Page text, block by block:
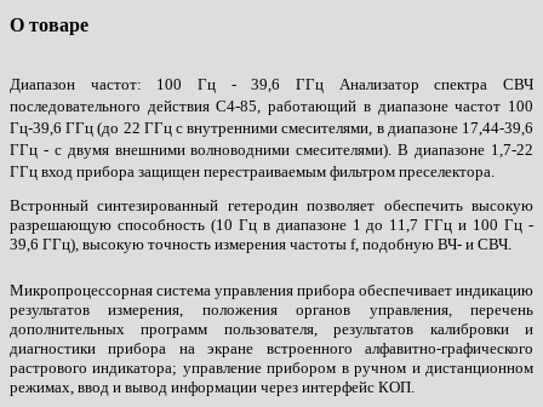
О товаре
Диапазон частот: 100 Гц - 39,6 ГГц Анализатор спектра СВЧ
последовательного действия С4-85, работающий в диапазоне частот 100
Гц-39,6 ГГц (до 22 ГГц с внутренними смесителями, в диапазоне 17,44-39,6
ГГц - с двумя внешними волноводними смесителями). В диапазоне 1,7-22
ГГц вход прибора защищен перестраиваемым фильтром преселектора.
Встронный синтезированный гетеродин позволяет обеспечить высокую
разрешающую способность (10 Гц в диапазоне 1 до 11,7 ГГц и 100 Гц -
39,6 ГГц), высокую точность измерения частоты f, подобную ВЧ- и СВЧ.
Микропроцессорная система управления прибора обеспечивает индикацию
результатов измерения, положения органов управления, перечень
дополнительных программ пользователя, результатов калибровки и
диагностики прибора на экране встроенного алфавитно-графического
растрового индикатора; управление прибором в ручном и дистанционном
режимах, ввод и вывод информации через интерфейс КОП.